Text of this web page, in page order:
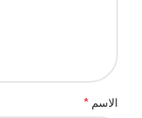
الاسم *